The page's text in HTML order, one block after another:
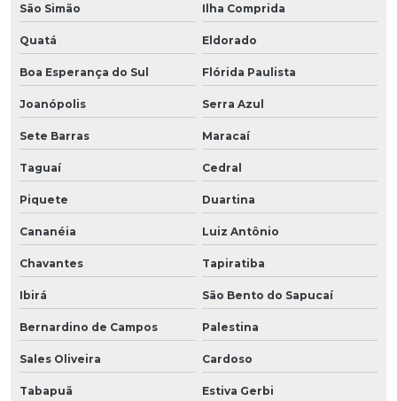
São Simão Ilha Comprida
Quatá Eldorado
Boa Esperança do Sul Flórida Paulista
Joanópolis Serra Azul
Sete Barras Maracaí
Taguaí Cedral
Piquete Duartina
Cananéia Luiz Antônio
Chavantes Tapiratiba
Ibirá São Bento do Sapucaí
Bernardino de Campos Palestina
Sales Oliveira Cardoso
Tabapuã Estiva Gerbi